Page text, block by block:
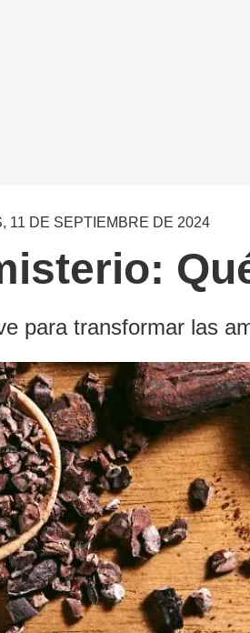
11 DE SEPTIEMBRE DE 2024
para transformar las